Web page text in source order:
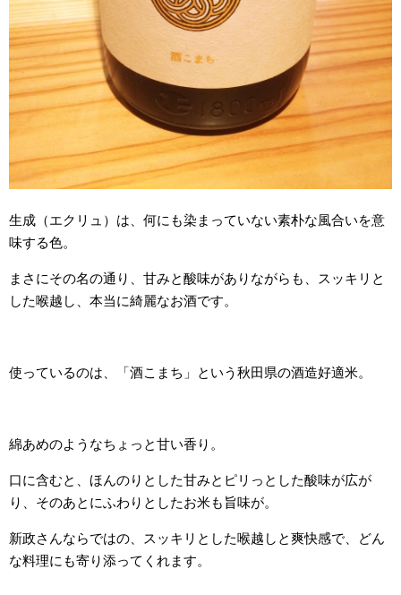
生成（エクリュ）は、何にも染まっていない素朴な風合いを意
味する色。
まさにその名の通り、甘みと酸味がありながらも、スッキリと
した喉越し、本当に綺麗なお酒です。
使っているのは、「酒こまち」という秋田県の酒造好適米。
綿あめのようなちょっと甘い香り。
口に含むと、ほんのりとした甘みとピリっとした酸味が広が
り、そのあとにふわりとしたお米も旨味が。
新政さんならではの、スッキリとした喉越しと爽快感で、どん
な料理にも寄り添ってくれます。